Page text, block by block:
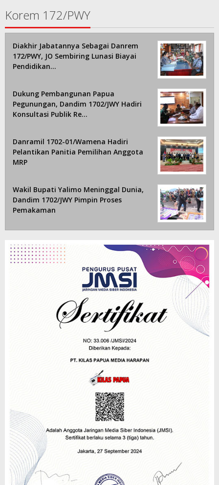
Korem 172/PWY
Diakhir Jabatannya Sebagai Danrem
172/PWY, JO Sembiring Lunasi Biayai
Pendidikan…
Dukung Pembangunan Papua
Pegunungan, Dandim 1702/JWY Hadiri
Konsultasi Publik Re…
Danramil 1702-01/Wamena Hadiri
Pelantikan Panitia Pemilihan Anggota
MRP
Wakil Bupati Yalimo Meninggal Dunia,
Dandim 1702/JWY Pimpin Proses
Pemakaman